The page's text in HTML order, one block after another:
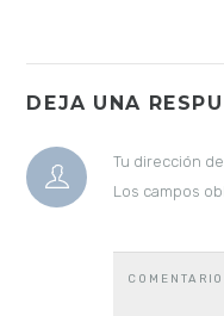
DEJA UNA
Tu dirección
Los campos